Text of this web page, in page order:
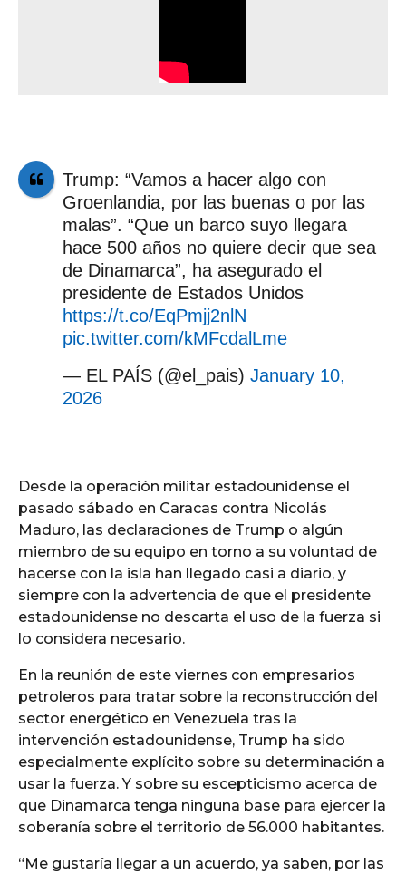
Trump: “Vamos a hacer algo con
Groenlandia, por las buenas o por las
malas”. “Que un barco suyo llegara
hace 500 años no quiere decir que sea
de Dinamarca”, ha asegurado el
presidente de Estados Unidos
https://t.co/EqPmjj2nlN
pic.twitter.com/kMFcdalLme
— EL PAÍS (@el_pais) January 10,
2026
Desde la operación militar estadounidense el
pasado sábado en Caracas contra Nicolás
Maduro, las declaraciones de Trump o algún
miembro de su equipo en torno a su voluntad de
hacerse con la isla han llegado casi a diario, y
siempre con la advertencia de que el presidente
estadounidense no descarta el uso de la fuerza si
lo considera necesario.
En la reunión de este viernes con empresarios
petroleros para tratar sobre la reconstrucción del
sector energético en Venezuela tras la
intervención estadounidense, Trump ha sido
especialmente explícito sobre su determinación a
usar la fuerza. Y sobre su escepticismo acerca de
que Dinamarca tenga ninguna base para ejercer la
soberanía sobre el territorio de 56.000 habitantes.
“Me gustaría llegar a un acuerdo, ya saben, por las